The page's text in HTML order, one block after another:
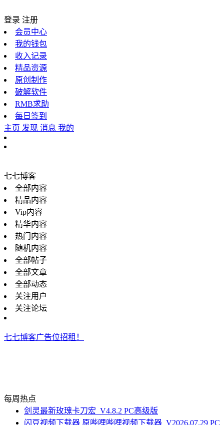
登录 注册
会员中心
我的钱包
收入记录
精品资源
原创制作
破解软件
RMB求助
每日签到
主页 发现 消息 我的
七七博客
全部内容
精品内容
Vip内容
精华内容
热门内容
随机内容
全部帖子
全部文章
全部动态
关注用户
关注论坛
七七博客广告位招租！
每周热点
剑灵最新玫瑰卡刀宏_V4.8.2 PC高级版
闪豆视频下载器 原哔哩哔哩视频下载器_V2026.07.29 PC